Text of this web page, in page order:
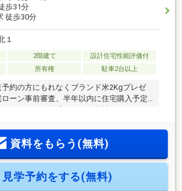
歩31分
徒歩30分
１
2階建て
設計住宅性能評価付
所有権 駐車2台以上
予約の方にもれなくブランド米2Kgプレゼ
7項目最高等級取得 地震保険の優遇あり
様◎制震装置「SAFE365」■月々のお支払
資料をもらう(無料)
見学予約をする(無料)